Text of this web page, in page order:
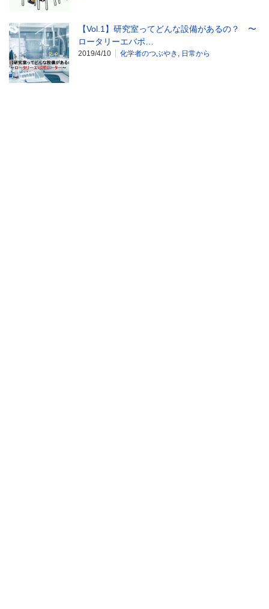
【Vol.1】研究室ってどんな設備があるの？ 〜
ロータリーエバポ…
2019/4/10 化学者のつぶやき , 日常から